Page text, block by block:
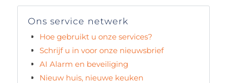
Ons service netwerk
Hoe gebruikt u onze services?
Schrijf u in voor onze nieuwsbrief
AI Alarm en beveiliging
Nieuw huis, nieuwe keuken